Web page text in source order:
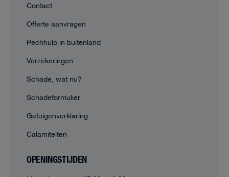
Contact
Offerte aanvragen
Pechhulp in buitenland
Verzekeringen
Schade, wat nu?
Schadeformulier
Getuigenverklaring
Calamiteiten
OPENINGSTIJDEN